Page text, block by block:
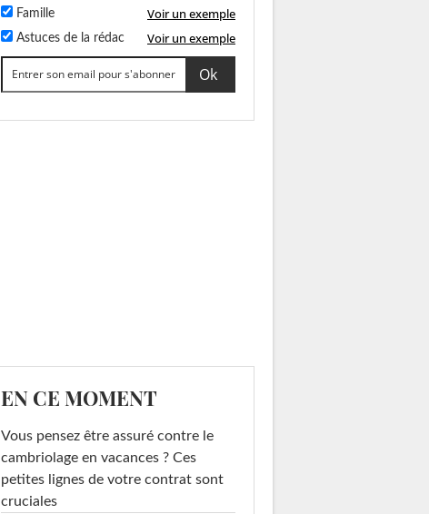
Famille Voir un exemple
Astuces de la rédac Voir un exemple
EN CE MOMENT
Vous pensez être assuré contre le
cambriolage en vacances ? Ces
petites lignes de votre contrat sont
cruciales